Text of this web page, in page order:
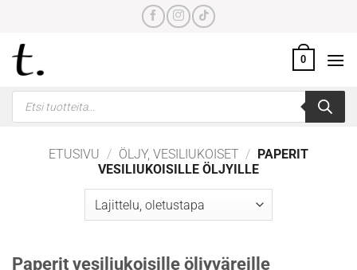
content
0
Products
search
ETUSIVU / ÖLJY, VESILIUKOISET / PAPERIT
VESILIUKOISILLE ÖLJYILLE
Paperit vesiliukoisille öljyväreille